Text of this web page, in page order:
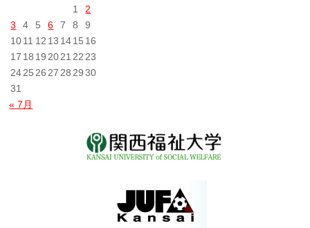
1
2
3
4 5 6 7 8
9
1011 12 13 1415 16
17 18 19 2021 22 23
2425 26 27 28 29 30
31
« 7月